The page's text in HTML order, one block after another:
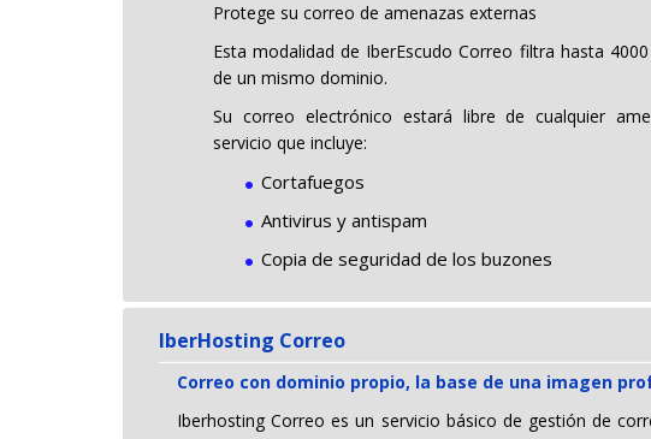
Protege su correo de amenazas externas
Esta modalidad de IberEscudo Correo filtra hasta
de un mismo dominio.
Su correo electrónico estará libre de cualquier
servicio que incluye:
Cortafuegos
Antivirus y antispam
Copia de seguridad de los buzones
IberHosting Correo
Correo con dominio propio, la base de una imagen
Iberhosting Correo es un servicio básico de gestión de